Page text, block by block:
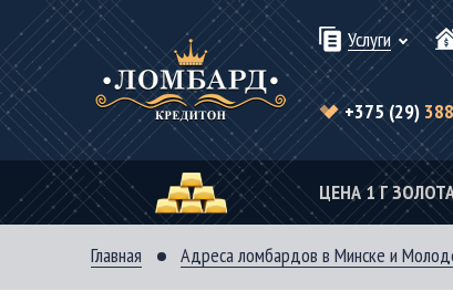
Услуги
+375 (29)
ЦЕНА 1 Г
Главная Адреса ломбардов в Минске и